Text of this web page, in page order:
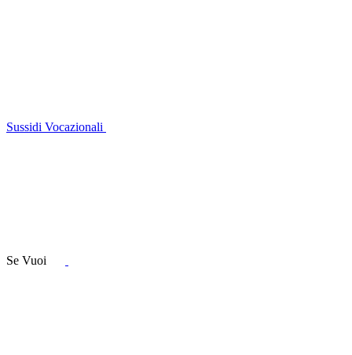
Sussidi Vocazionali
Se Vuoi